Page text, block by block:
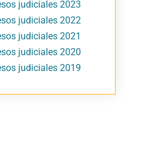
judiciales 2023
judiciales 2022
judiciales 2021
judiciales 2020
judiciales 2019